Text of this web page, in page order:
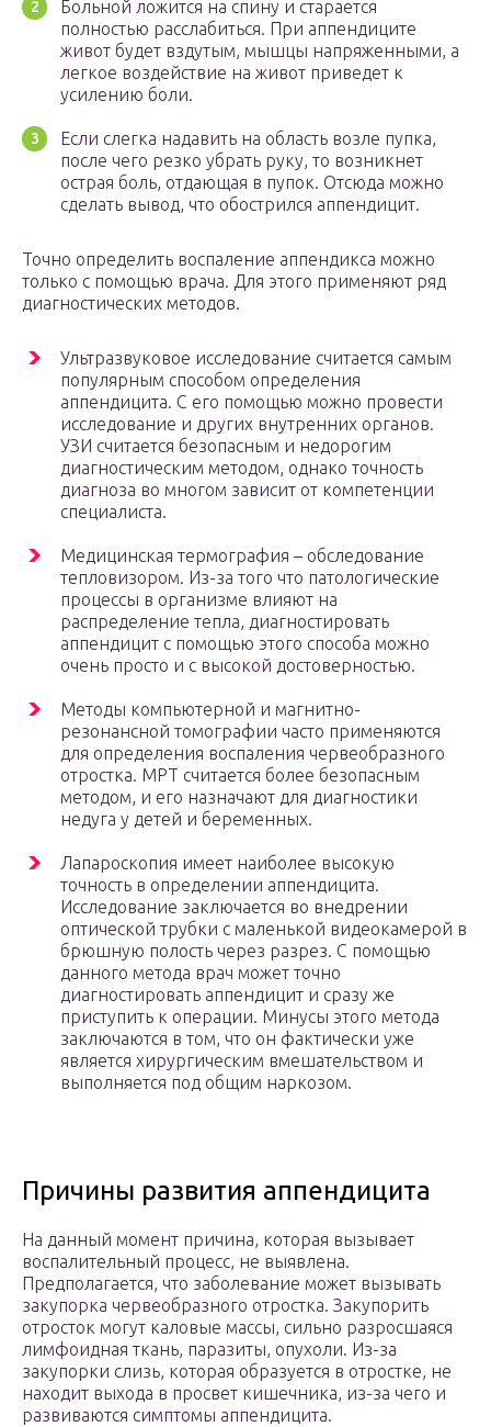
Больной ложится на спину и старается
полностью расслабиться. При аппендиците
живот будет вздутым, мышцы напряженными, а
легкое воздействие на живот приведет к
усилению боли.
Если слегка надавить на область возле пупка,
после чего резко убрать руку, то возникнет
острая боль, отдающая в пупок. Отсюда можно
сделать вывод, что обострился аппендицит.
Точно определить воспаление аппендикса можно
только с помощью врача. Для этого применяют ряд
диагностических методов.
Ультразвуковое исследование считается самым
популярным способом определения
аппендицита. С его помощью можно провести
исследование и других внутренних органов.
УЗИ считается безопасным и недорогим
диагностическим методом, однако точность
диагноза во многом зависит от компетенции
специалиста.
Медицинская термография – обследование
тепловизором. Из-за того что патологические
процессы в организме влияют на
распределение тепла, диагностировать
аппендицит с помощью этого способа можно
очень просто и с высокой достоверностью.
Методы компьютерной и магнитно-
резонансной томографии часто применяются
для определения воспаления червеобразного
отростка. МРТ считается более безопасным
методом, и его назначают для диагностики
недуга у детей и беременных.
Лапароскопия имеет наиболее высокую
точность в определении аппендицита.
Исследование заключается во внедрении
оптической трубки с маленькой видеокамерой в
брюшную полость через разрез. С помощью
данного метода врач может точно
диагностировать аппендицит и сразу же
приступить к операции. Минусы этого метода
заключаются в том, что он фактически уже
является хирургическим вмешательством и
выполняется под общим наркозом.
Причины развития аппендицита
На данный момент причина, которая вызывает
воспалительный процесс, не выявлена.
Предполагается, что заболевание может вызывать
закупорка червеобразного отростка. Закупорить
отросток могут каловые массы, сильно разросшаяся
лимфоидная ткань, паразиты, опухоли. Из-за
закупорки слизь, которая образуется в отростке, не
находит выхода в просвет кишечника, из-за чего и
развиваются симптомы аппендицита.